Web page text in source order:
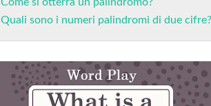
Quali sono i numeri palindromi di due cifre?